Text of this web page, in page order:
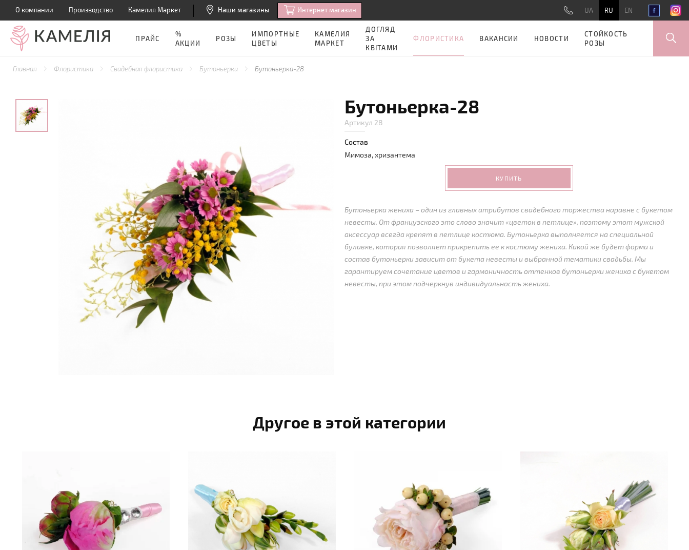
О компании Производство Камелия Маркет Наши магазины Интернет магазин UA RU EN
ПРАЙС
%
АКЦИИ
РОЗЫ
ИМПОРТНЫЕ
ЦВЕТЫ
КАМЕЛИЯ
МАРКЕТ
ДОГЛЯД
ЗА
КВІТАМИ
ФЛОРИСТИКА ВАКАНСИИ НОВОСТИ
СТОЙКОСТЬ
РОЗЫ
Главная Флористика Свадебная флористика Бутоньерки Бутоньерка-28
Бутоньерка-28
Артикул 28
Состав
Мимоза, хризантема
КУПИТЬ
Бутоньерка жениха – один из главных атрибутов свадебного торжества наравне с букетом
невесты. От французского это слово значит «цветок в петлице», поэтому этот мужской
аксессуар всегда крепят в петлице костюма. Бутоньерка выполняется на специальной
булавке, которая позволяет прикрепить ее к костюму жениха. Какой же будет форма и
состав бутоньерки зависит от букета невесты и выбранной тематики свадьбы. Мы
гарантируем сочетание цветов и гармоничность оттенков бутоньерки жениха с букетом
невесты, при этом подчеркнув индивидуальность жениха.
Другое в этой категории